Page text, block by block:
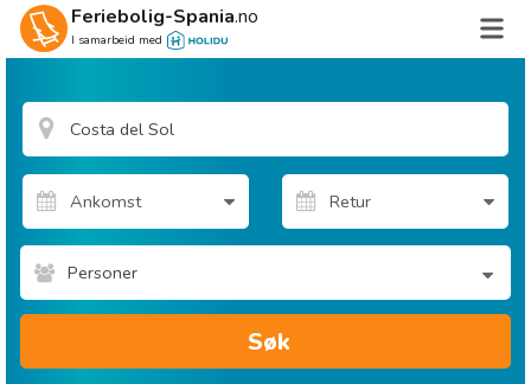
Feriebolig-Spania.no
I samarbeid med
Personer
Søk